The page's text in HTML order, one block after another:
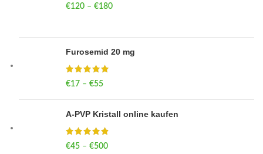
€120 – €180
Furosemid 20 mg
€17 – €55
A-PVP Kristall online kaufen
€45 – €500